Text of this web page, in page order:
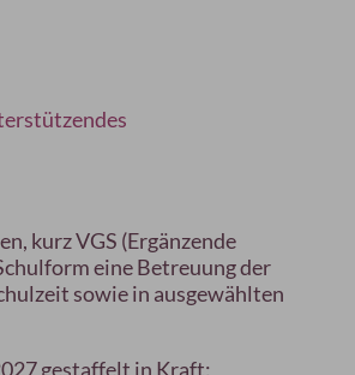
kurz VGS (Ergänzende
eine Betreuung der
sowie in ausgewählten
gestaffelt in Kraft: